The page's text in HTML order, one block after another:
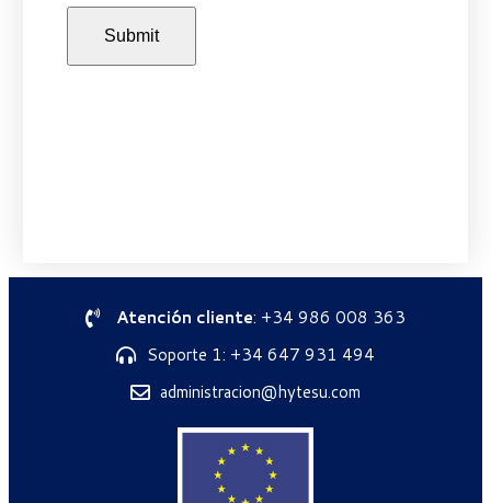
Atención cliente: +34 986 008 363
Soporte 1: +34 647 931 494
administracion@hytesu.com